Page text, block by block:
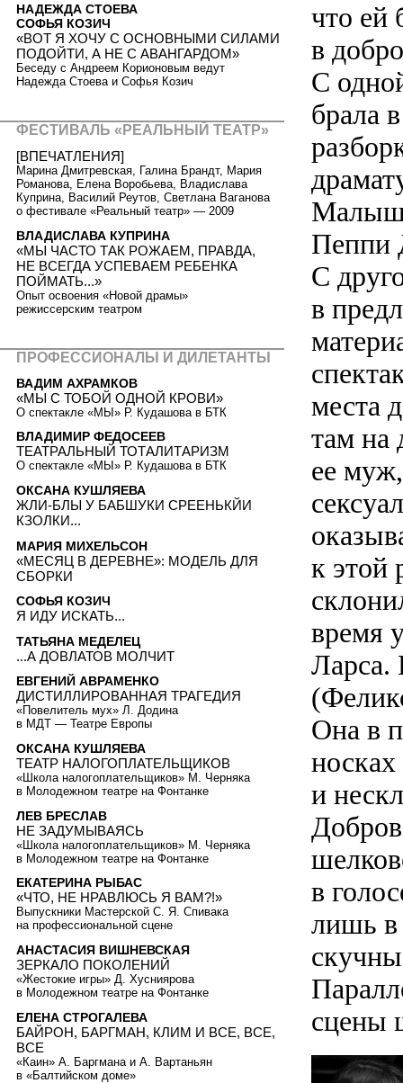
что ей
в
С
брала
Малыш
Пеппи
С
в
места
там на
ее
к этой
время
Ларса.
Она в
и
в
лишь в
сцены
НАДЕЖДА СТОЕВА
СОФЬЯ КОЗИЧ
«ВОТ Я ХОЧУ С ОСНОВНЫМИ СИЛАМИ
ПОДОЙТИ, А НЕ С АВАНГАРДОМ»
Беседу с Андреем Корионовым ведут
Надежда Стоева и Софья Козич
ФЕСТИВАЛЬ «РЕАЛЬНЫЙ ТЕАТР»
[ВПЕЧАТЛЕНИЯ]
Марина Дмитревская, Галина Брандт, Мария
Романова, Елена Воробьева, Владислава
Куприна, Василий Реутов, Светлана Ваганова
о фестивале «Реальный театр» — 2009
ВЛАДИСЛАВА КУПРИНА
«МЫ ЧАСТО ТАК РОЖАЕМ, ПРАВДА,
НЕ ВСЕГДА УСПЕВАЕМ РЕБЕНКА
ПОЙМАТЬ...»
Опыт освоения «Новой драмы»
режиссерским театром
ПРОФЕССИОНАЛЫ И ДИЛЕТАНТЫ
ВАДИМ АХРАМКОВ
«МЫ С ТОБОЙ ОДНОЙ КРОВИ»
О спектакле «МЫ» Р. Кудашова в БТК
ВЛАДИМИР ФЕДОСЕЕВ
ТЕАТРАЛЬНЫЙ ТОТАЛИТАРИЗМ
О спектакле «МЫ» Р. Кудашова в БТК
ОКСАНА КУШЛЯЕВА
ЖЛИ-БЛЫ У БАБШУКИ СРЕЕНЬКЙИ
КЗОЛКИ...
МАРИЯ МИХЕЛЬСОН
«МЕСЯЦ В ДЕРЕВНЕ»: МОДЕЛЬ ДЛЯ
СБОРКИ
СОФЬЯ КОЗИЧ
Я ИДУ ИСКАТЬ...
ТАТЬЯНА МЕДЕЛЕЦ
...А ДОВЛАТОВ МОЛЧИТ
ЕВГЕНИЙ АВРАМЕНКО
ДИСТИЛЛИРОВАННАЯ ТРАГЕДИЯ
«Повелитель мух» Л. Додина
в МДТ — Театре Европы
ОКСАНА КУШЛЯЕВА
ТЕАТР НАЛОГОПЛАТЕЛЬЩИКОВ
«Школа налогоплательщиков» М. Черняка
в Молодежном театре на Фонтанке
ЛЕВ БРЕСЛАВ
НЕ ЗАДУМЫВАЯСЬ
«Школа налогоплательщиков» М. Черняка
в Молодежном театре на Фонтанке
ЕКАТЕРИНА РЫБАС
«ЧТО, НЕ НРАВЛЮСЬ Я ВАМ?!»
Выпускники Мастерской С. Я. Спивака
на профессиональной сцене
АНАСТАСИЯ ВИШНЕВСКАЯ
ЗЕРКАЛО ПОКОЛЕНИЙ
«Жестокие игры» Д. Хусниярова
в Молодежном театре на Фонтанке
ЕЛЕНА СТРОГАЛЕВА
БАЙРОН, БАРГМАН, КЛИМ И ВСЕ, ВСЕ,
ВСЕ
«Каин» А. Баргмана и А. Вартаньян
в «Балтийском доме»